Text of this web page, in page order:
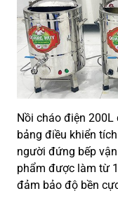
Nồi cháo điện 200L
bảng điều khiển
người đứng bếp
phẩm được làm từ
đảm bảo độ bền